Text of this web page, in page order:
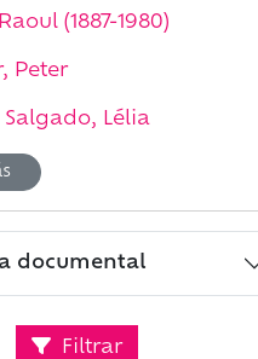
(1887-1980)
Peter
Lélia
documental
Filtrar